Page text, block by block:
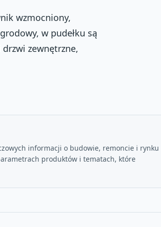
wzmocniony,
w pudełku są
drzwi zewnętrzne,
informacji o budowie, remoncie i rynku
produktów i tematach, które